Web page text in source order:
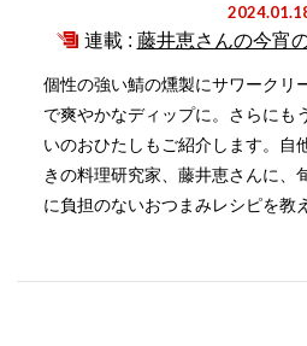
連載 : 藤井恵さんの今宵
個性の強い鯖の燻製にサワークリ
で爽やかなディップに。さらにも
いのおひたしもご紹介します。自
きの料理研究家、藤井恵さんに、
に負担のないおつまみレシピを教